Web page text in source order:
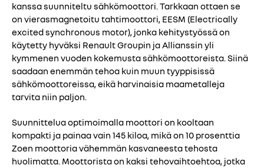
kanssa suunniteltu sähkömoottori. Tarkkaan ottaen se
on vierasmagnetoitu tahtimoottori, EESM (Electrically
excited synchronous motor), jonka kehitystyössä on
käytetty hyväksi Renault Groupin ja Allianssin yli
kymmenen vuoden kokemusta sähkömoottoreista. Siinä
saadaan enemmän tehoa kuin muun tyyppisissä
sähkömoottoreissa, eikä harvinaisia maametalleja
tarvita niin paljon.
Suunnittelua optimoimalla moottori on kooltaan
kompakti ja painaa vain 145 kiloa, mikä on 10 prosenttia
Zoen moottoria vähemmän kasvaneesta tehosta
huolimatta. Moottorista on kaksi tehovaihtoehtoa, jotka